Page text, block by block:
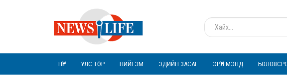
НҮҮР УЛС ТӨР НИЙГЭМ ЭДИЙН ЗАСАГ ЭРҮҮЛ МЭНД